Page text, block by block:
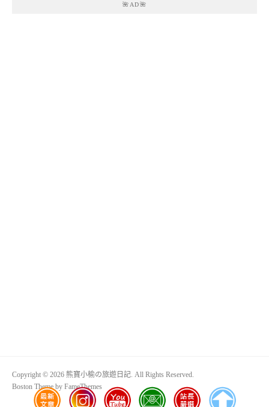
🌺AD🌺
Copyright © 2026 熊寶小榆の旅遊日記. All Rights Reserved.
Boston Theme by FameThemes